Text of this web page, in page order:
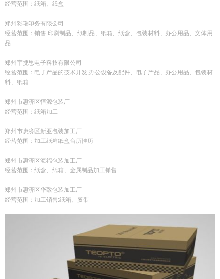
经营范围：纸箱、纸盒
郑州彩瑞印务有限公司
经营范围：销售:印刷制品、纸制品、纸箱、纸盒、包装材料、办公用品、文体用
品
郑州宇捷思电子科技有限公司
经营范围：电子产品的技术开发;办公设备及配件、电子产品、办公用品、包装材
料、纸箱
郑州市惠济区恒源包装厂
经营范围：纸箱加工
郑州市惠济区新亚包装加工厂
经营范围：加工纸箱纸盒台历挂历
郑州市惠济区海福包装加工厂
经营范围：纸盒、纸箱、金属制品加工销售
郑州市惠济区华致包装加工厂
经营范围：加工销售:纸箱、胶带